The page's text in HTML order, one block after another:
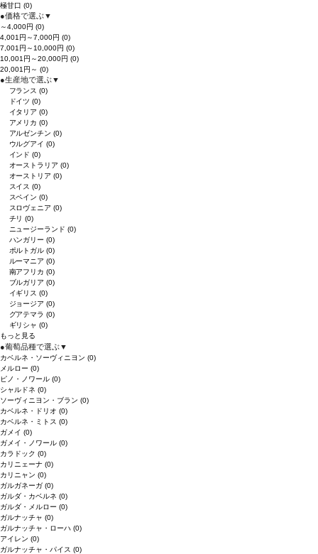
極甘口 (0)
●価格で選ぶ▼
～4,000円 (0)
4,001円～7,000円 (0)
7,001円～10,000円 (0)
10,001円～20,000円 (0)
20,001円～ (0)
●生産地で選ぶ▼
フランス(0)
ドイツ(0)
イタリア(0)
アメリカ(0)
アルゼンチン(0)
ウルグアイ(0)
インド(0)
オーストラリア(0)
オーストリア(0)
スイス(0)
スペイン(0)
スロヴェニア(0)
チリ(0)
ニュージーランド(0)
ハンガリー(0)
ポルトガル(0)
ルーマニア(0)
南アフリカ(0)
ブルガリア(0)
イギリス(0)
ジョージア(0)
グアテマラ(0)
ギリシャ(0)
もっと見る
●葡萄品種で選ぶ▼
カベルネ・ソーヴィニヨン (0)
メルロー (0)
ピノ・ノワール (0)
シャルドネ (0)
ソーヴィニヨン・ブラン (0)
カベルネ・ドリオ (0)
カベルネ・ミトス (0)
ガメイ (0)
ガメイ・ノワール (0)
カラドック (0)
カリニェーナ (0)
カリニャン (0)
ガルガネーガ (0)
ガルダ・カベルネ (0)
ガルダ・メルロー (0)
ガルナッチャ (0)
ガルナッチャ・ローハ (0)
アイレン (0)
ガルナッチャ・パイス (0)